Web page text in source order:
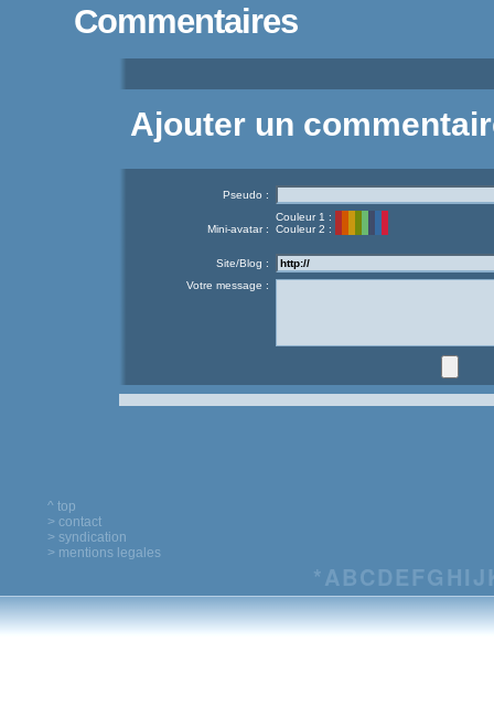
Commentaires
Ajouter un
Pseudo :
Mini-avatar :
Couleur 1 :
Couleur 2 :
Site/Blog :
Votre message :
^ top
> contact
> syndication
> mentions legales
*ABCDEFG HIJ